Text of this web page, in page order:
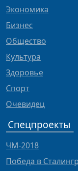
Экономика
Бизнес
Общество
Культура
Здоровье
Спорт
Очевидец
Спецпроекты
ЧМ-2018
Победа в